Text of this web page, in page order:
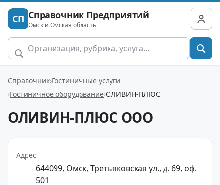
СП Справочник Предприятий
Омск и Омская область
Справочник Гостиничные услуги
Гостиничное оборудование ОЛИВИН-ПЛЮС
ОЛИВИН-ПЛЮС ООО
Адрес
644099, Омск, Третьяковская ул., д. 69, оф.
501